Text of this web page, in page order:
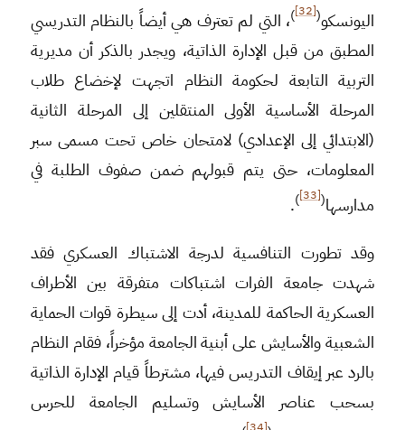
اليونسكو(
[32]
)، التي لم تعترف هي أيضاً بالنظام التدريسي
المطبق من قبل الإدارة الذاتية، ويجدر بالذكر أن مديرية
التربية التابعة لحكومة النظام اتجهت لإخضاع طلاب
المرحلة الأساسية الأولى المنتقلين إلى المرحلة الثانية
(الابتدائي إلى الإعدادي) لامتحان خاص تحت مسمى سبر
المعلومات، حتى يتم قبولهم ضمن صفوف الطلبة في
مدارسها(
[33]
)
.
وقد تطورت التنافسية لدرجة الاشتباك العسكري فقد
شهدت جامعة الفرات اشتباكات متفرقة بين الأطراف
العسكرية الحاكمة للمدينة، أدت إلى سيطرة قوات الحماية
الشعبية والأسايش على أبنية الجامعة مؤخراً، فقام النظام
بالرد عبر إيقاف التدريس فيها، مشترطاً قيام الإدارة الذاتية
بسحب عناصر الأسايش وتسليم الجامعة للحرس